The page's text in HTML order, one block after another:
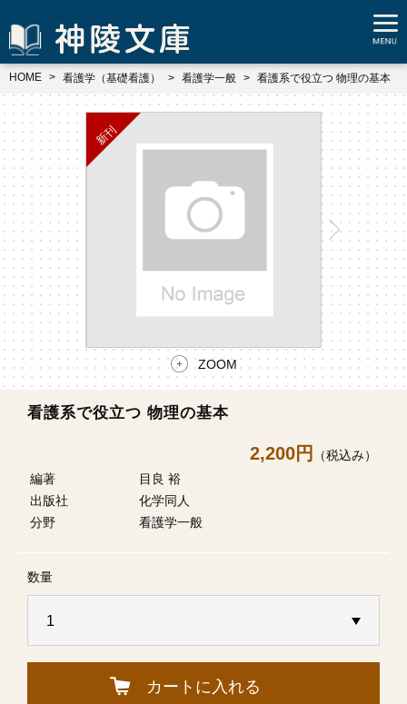
HOME 看護学（基礎看護） 看護学一般 看護系で役立つ 物理の基本
ZOOM
看護系で役立つ 物理の基本
2,200円
（税込み）
編著
目良 裕
出版社
化学同人
分野
看護学一般
数量
カートに入れる